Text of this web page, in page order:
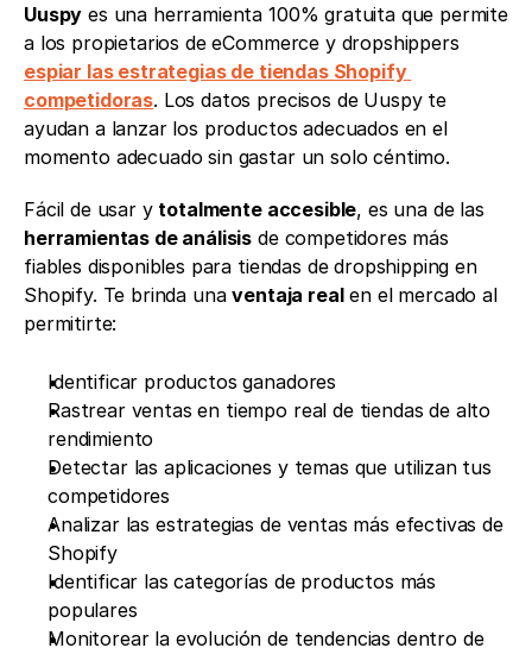
Uuspy es una herramienta 100% gratuita que permite
espiar las estrategias de tiendas Shopify
competidoras. Los datos precisos de Uuspy te
ayudan a lanzar los productos adecuados en el
momento adecuado sin gastar un solo céntimo.
Fácil de usar y totalmente accesible
herramientas de análisis de competidores más
fiables disponibles para tiendas de dropshipping en
Shopify. Te brinda una ventaja real en el mercado al
permitirte:
Identificar productos ganadores
Rastrear ventas en tiempo real de tiendas de alto
rendimiento
Detectar las aplicaciones y temas que utilizan tus
competidores
Analizar las estrategias de ventas más efectivas de
Shopify
Identificar las categorías de productos más
populares
Monitorear la evolución de tendencias dentro de